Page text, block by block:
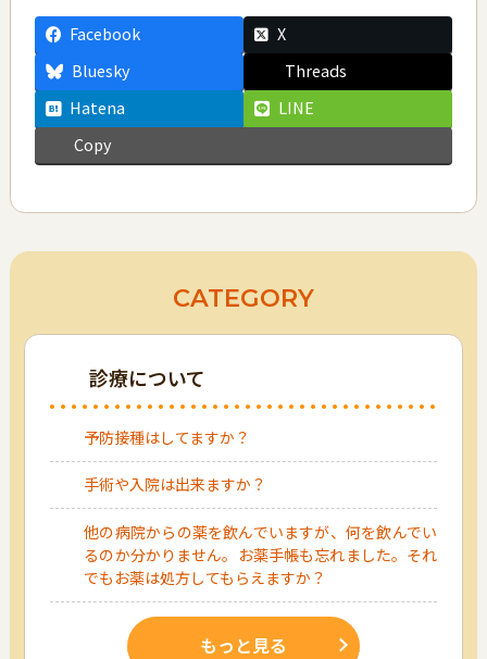
Facebook
X
Bluesky
Threads
Hatena
LINE
Copy
CATEGORY
診療について
予防接種はしてますか？
手術や入院は出来ますか？
他の病院からの薬を飲んでいますが、何を飲んでい
るのか分かりません。お薬手帳も忘れました。それ
でもお薬は処方してもらえますか？
もっと見る